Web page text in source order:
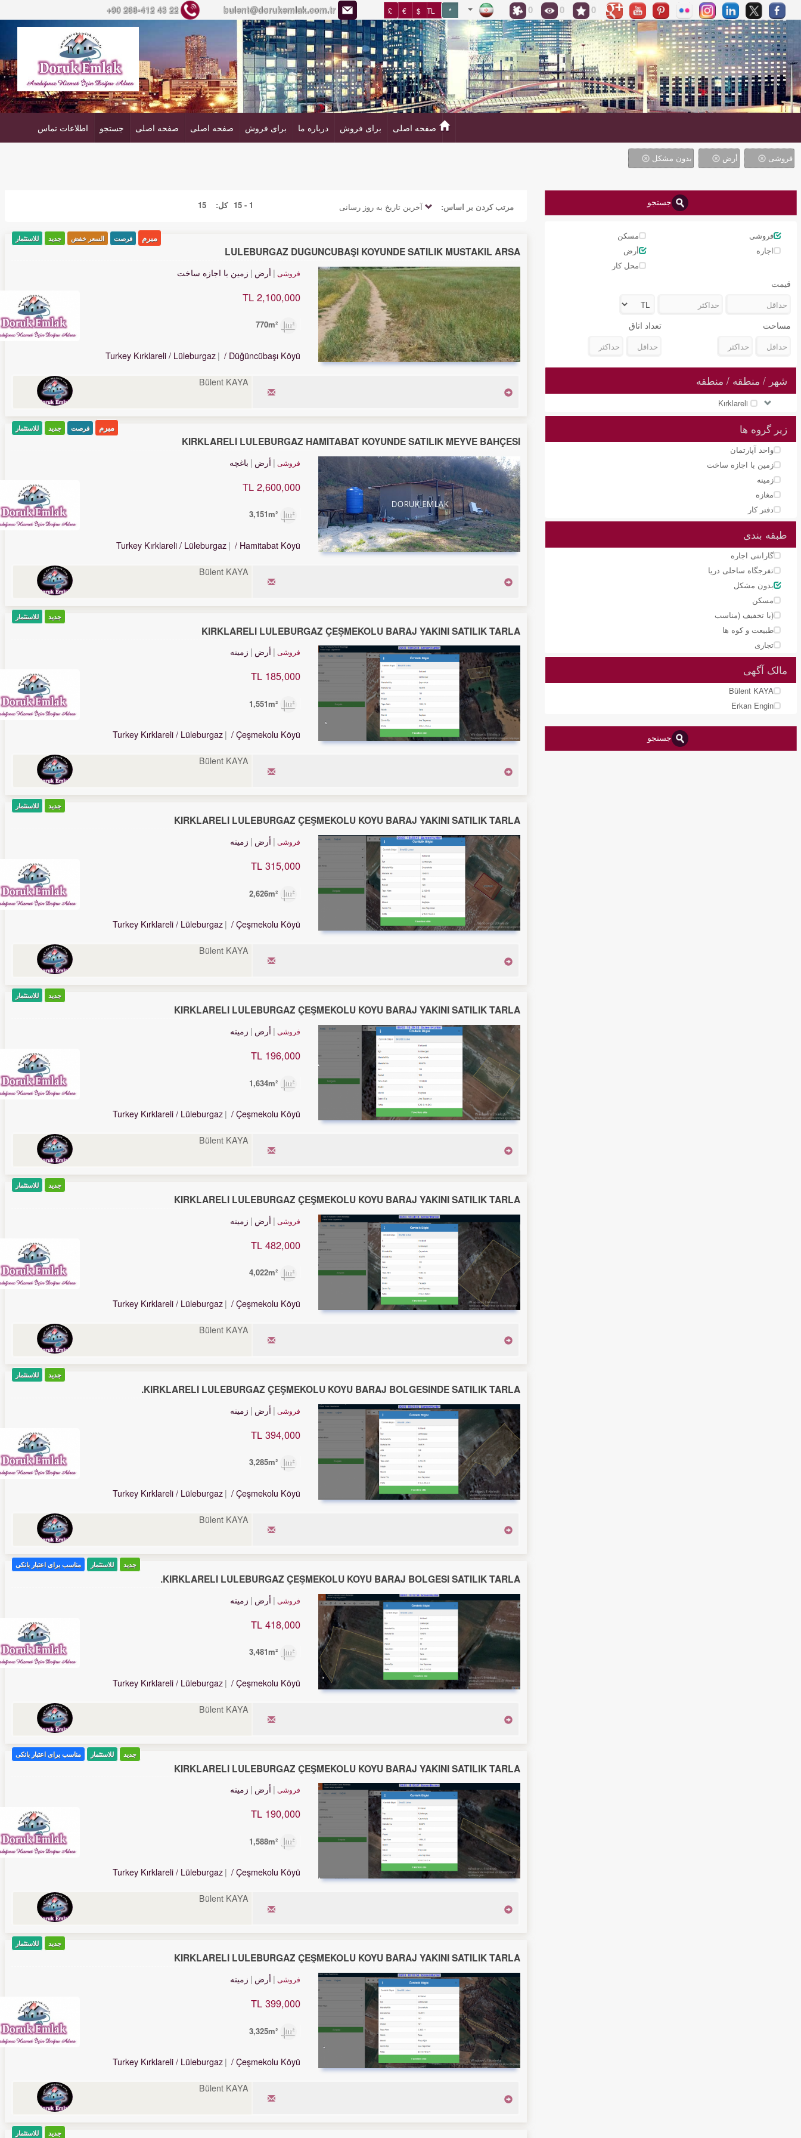
bulent@dorukemlak.com.tr
+90 288-412 43 22 0
0
0
*
TL
$
€
£
صفحه اصلی برای فروش درباره‌ ما برای فروش صفحه اصلی صفحه اصلی جستجو اطلاعات تماس
فروشی أرض بدون مشکل
جستجو
فروشی
اجاره
مسکن
أرض
محل کار
قیمت
مساحت تعداد اتاق
شهر / منطقه / منطقه
Kırklareli
زیر گروه ها
واحد آپارتمان
زمین با اجازه ساخت
زمینه
مغازه
دفتر کار
طبقه بندی
گارانتی اجاره
تفرجگاه ساحلی دریا
بدون مشکل
مسکن
(با تخفیف (مناسب
طبیعت و کوه ها
تجاری
مالک آگهی
Bülent KAYA
Erkan Engin
جستجو
مرتب کردن بر اساس: آخرین تاریخ به روز رسانی 1 - 15 کل: 15
مبرم فرصت السعر خفض جدید للاستثمار
LÜLEBURGAZ DÜĞÜNCÜBAŞI KÖYÜNDE SATILIK MÜSTAKIL ARSA
فروشی أرض زمین با اجازه ساخت
2,100,000 TL
Turkey Kırklareli / Lüleburgaz / Düğüncübaşı Köyü
Bülent KAYA
مبرم فرصت جدید للاستثمار
KIRKLARELİ LÜLEBURGAZ HAMİTABAT KÖYÜNDE SATILIK MEYVE BAHÇESİ
فروشی أرض باغچه
2,600,000 TL
Turkey Kırklareli / Lüleburgaz / Hamitabat Köyü
Bülent KAYA
جدید للاستثمار
KIRKLARELİ LÜLEBURGAZ ÇEŞMEKOLU BARAJ YAKINI SATILIK TARLA
فروشی أرض زمینه
185,000 TL
Turkey Kırklareli / Lüleburgaz / Çeşmekolu Köyü
Bülent KAYA
جدید للاستثمار
KIRKLARELİ LÜLEBURGAZ ÇEŞMEKOLU KÖYÜ BARAJ YAKINI SATILIK TARLA
فروشی أرض زمینه
315,000 TL
Turkey Kırklareli / Lüleburgaz / Çeşmekolu Köyü
Bülent KAYA
جدید للاستثمار
KIRKLARELİ LÜLEBURGAZ ÇEŞMEKOLU KÖYÜ BARAJ YAKINI SATILIK TARLA
فروشی أرض زمینه
196,000 TL
Turkey Kırklareli / Lüleburgaz / Çeşmekolu Köyü
Bülent KAYA
جدید للاستثمار
KIRKLARELİ LÜLEBURGAZ ÇEŞMEKOLU KÖYÜ BARAJ YAKINI SATILIK TARLA
فروشی أرض زمینه
482,000 TL
Turkey Kırklareli / Lüleburgaz / Çeşmekolu Köyü
Bülent KAYA
جدید للاستثمار
KIRKLARELİ LÜLEBURGAZ ÇEŞMEKOLU KÖYÜ BARAJ BÖLGESİNDE SATILIK TARLA.
فروشی أرض زمینه
394,000 TL
Turkey Kırklareli / Lüleburgaz / Çeşmekolu Köyü
Bülent KAYA
جدید للاستثمار مناسب برای اعتبار بانکی
KIRKLARELİ LÜLEBURGAZ ÇEŞMEKOLU KÖYÜ BARAJ BÖLGESİ SATILIK TARLA.
فروشی أرض زمینه
418,000 TL
Turkey Kırklareli / Lüleburgaz / Çeşmekolu Köyü
Bülent KAYA
جدید للاستثمار مناسب برای اعتبار بانکی
KIRKLARELİ LÜLEBURGAZ ÇEŞMEKOLU KÖYÜ BARAJ YAKINI SATILIK TARLA
فروشی أرض زمینه
190,000 TL
Turkey Kırklareli / Lüleburgaz / Çeşmekolu Köyü
Bülent KAYA
جدید للاستثمار
KIRKLARELİ LÜLEBURGAZ ÇEŞMEKOLU KÖYÜ BARAJ YAKINI SATILIK TARLA
فروشی أرض زمینه
399,000 TL
Turkey Kırklareli / Lüleburgaz / Çeşmekolu Köyü
Bülent KAYA
جدید للاستثمار